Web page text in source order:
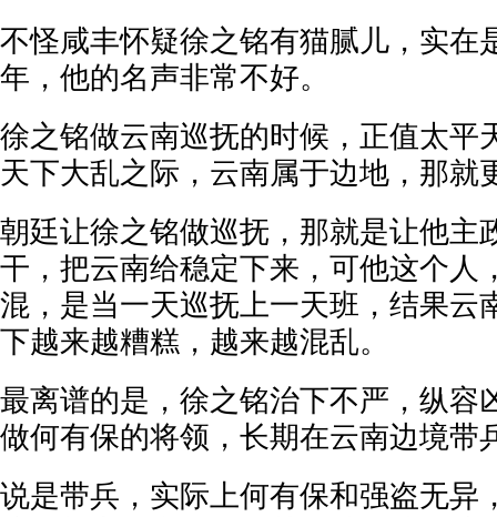
不怪咸丰怀疑徐之铭有猫腻儿，实在
年，他的名声非常不好。
徐之铭做云南巡抚的时候，正值太平
天下大乱之际，云南属于边地，那就
朝廷让徐之铭做巡抚，那就是让他主
干，把云南给稳定下来，可他这个人
混，是当一天巡抚上一天班，结果云
下越来越糟糕，越来越混乱。
最离谱的是，徐之铭治下不严，纵容
做何有保的将领，长期在云南边境带
说是带兵，实际上何有保和强盗无异